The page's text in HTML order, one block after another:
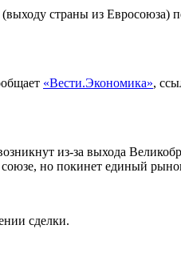
страны из Евросоюза)
«Вести.Экономика»,
из-за выхода
союзе, но покинет единый
сделки.